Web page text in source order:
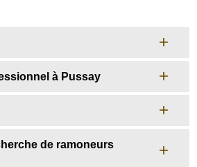
à Pussay
de ramoneurs